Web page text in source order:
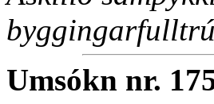
Umsókn nr.